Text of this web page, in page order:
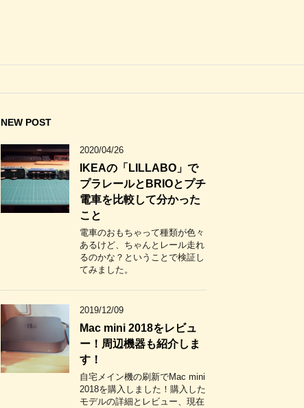
NEW POST
2020/04/26
IKEAの「LILLABO」で
プラレールとBRIOとプチ
電車を比較して分かった
こと
電車のおもちゃって種類が色々
あるけど、ちゃんとレール走れ
るのかな？ということで検証し
てみました。
2019/12/09
Mac mini 2018をレビュ
ー！周辺機器も紹介しま
す！
自宅メイン機の刷新でMac mini
2018を購入しました！購入した
モデルの詳細とレビュー、現在